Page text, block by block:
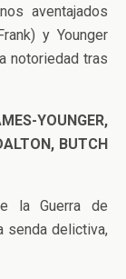
aventajados
y Younger
notoriedad tras
YOUNGER,
BUTCH
la Guerra de
senda delictiva,